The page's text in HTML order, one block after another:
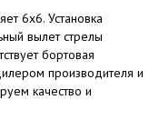
6x6. Установка
вылет стрелы
бортовая
производителя и
качество и